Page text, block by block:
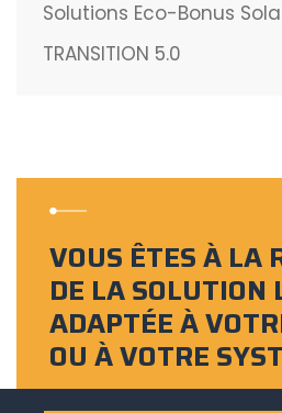
Solutions Eco-Bonus
TRANSITION 5.0
VOUS ÊTES À LA
DE LA SOLUTION
ADAPTÉE À
OU À VOTRE